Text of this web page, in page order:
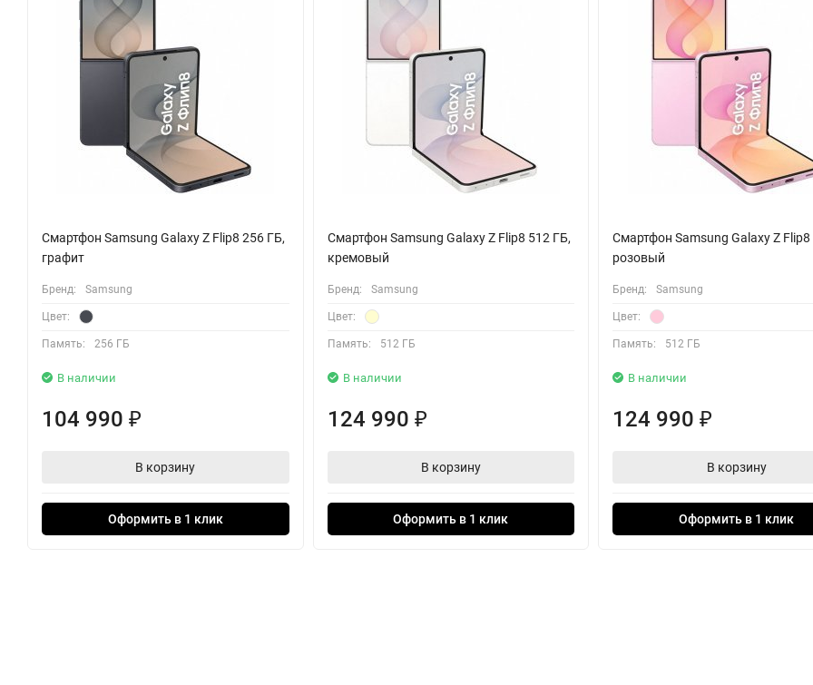
делать пометки прямо на экране, редактировать документы или создавать эскизы. Это расширяет функциональность устройства
за рамки обычного телефона.
Аккумулятор емкостью 4900 мАч рассчитан на продолжительную работу в течение активного дня. Поддержка всех современных
стандартов связи, включая 5G, и продвинутые модули Wi-Fi и Bluetooth 5.4 обеспечивают стабильное высокоскоростное
Технология Samsung DeX позволяет организовать полноценную рабочую станцию, подключив гаджет к монитору.
Устройство работает на актуальной операционной системе Android 15, что гарантирует доступ к новейшим функциям и
безопасности. Набор датчиков, включая компас и барометр, повышает точность навигации и расширяет возможности
Смартфон Samsung Galaxy Z Flip8 256 ГБ,
графит
Бренд: Samsung
Цвет:
Память: 256 ГБ
В наличии
104 990 ₽
В корзину
Оформить в 1 клик
Смартфон Samsung Galaxy Z Flip8 512 ГБ,
кремовый
Бренд: Samsung
Цвет:
Память: 512 ГБ
В наличии
124 990 ₽
В корзину
Оформить в 1 клик
Смартфон Samsung Galaxy Z Flip8
розовый
Бренд: Samsung
Цвет:
Память: 512 ГБ
В наличии
124 990₽
В корзину
Оформить в 1 клик